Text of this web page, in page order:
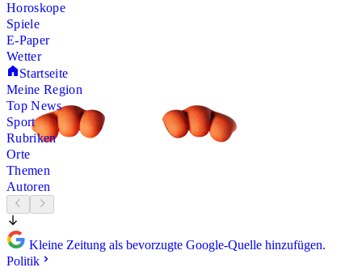
Horoskope
Spiele
E-Paper
Wetter
Startseite
Meine Region
Top News
Sport
Rubriken
Orte
Themen
Autoren
Kleine Zeitung als bevorzugte Google-Quelle hinzufügen.
Politik